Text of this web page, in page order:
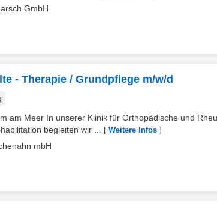
GmbH
- Therapie / Grundpflege m/w/d
am Meer In unserer Klinik für Orthopädische und
begleiten wir ...
[ Weitere Infos ]
mbH